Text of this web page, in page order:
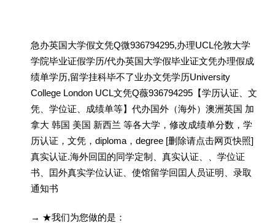
急办英国大学假文凭Q微936794295,办理UCL伦敦大学
学院毕业证假学历/代办英国大学假毕业证文凭办理假成
绩单学历,留学挂科毕不了业办文凭学历University
College London UCL文凭Q薇936794295【学历认证、文
凭、学位证、成绩单等】代办国外（海外）澳洲英国 加
拿大 韩国 美国 新西兰 等各大学，修改成绩单分数，学
历认证，文凭，diploma，degree [删除请点击网页快照]
真实认证.海外回囯的同学定制、真实认证、、学位证
书、囯外真实学位认证、使馆留学回囯人员证明、录取
通知书
→ ★我们为您做的是：